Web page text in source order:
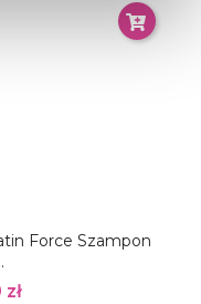
Force Szampon